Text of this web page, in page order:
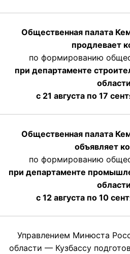
Общественная палата
продлевает
по формированию
при департаменте
области
с 21 августа по 17
Общественная палата
объявляет
по формированию
при департаменте
области
с 12 августа по 10
Управлением Минюста
области — Кузбассу